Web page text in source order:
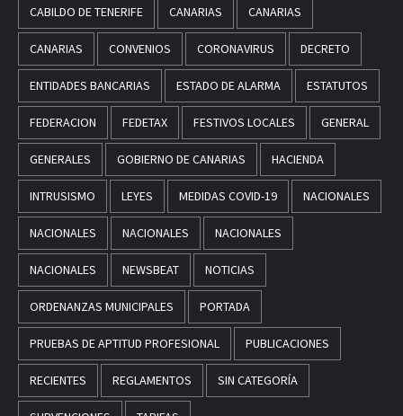
CABILDO DE TENERIFE CANARIAS CANARIAS
CANARIAS CONVENIOS CORONAVIRUS DECRETO
ENTIDADES BANCARIAS ESTADO DE ALARMA ESTATUTOS
FEDERACION FEDETAX FESTIVOS LOCALES GENERAL
GENERALES GOBIERNO DE CANARIAS HACIENDA
INTRUSISMO LEYES MEDIDAS COVID-19 NACIONALES
NACIONALES NACIONALES NACIONALES
NACIONALES NEWSBEAT NOTICIAS
ORDENANZAS MUNICIPALES PORTADA
PRUEBAS DE APTITUD PROFESIONAL PUBLICACIONES
RECIENTES REGLAMENTOS SIN CATEGORÍA